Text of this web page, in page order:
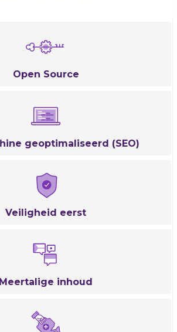
Open Source
geoptimaliseerd (SEO)
Veiligheid eerst
Meertalige inhoud